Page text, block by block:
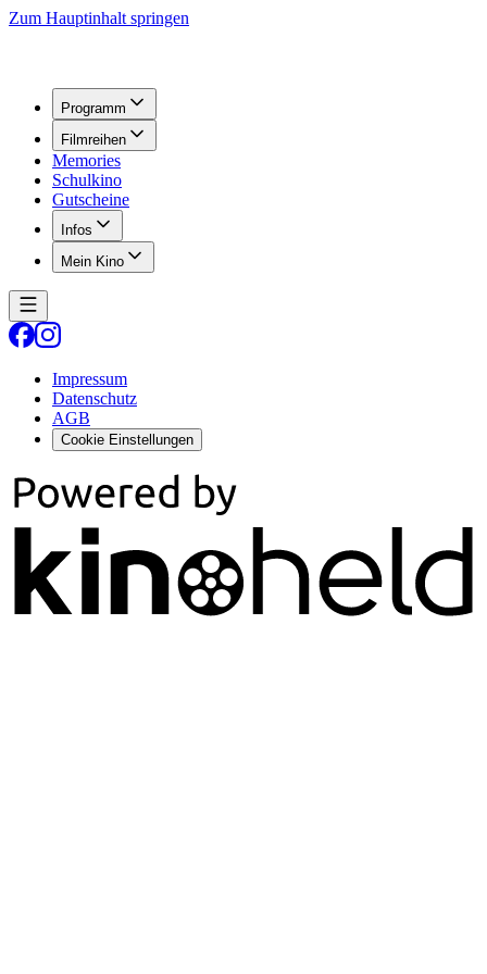
Zum Hauptinhalt springen
Programm
Filmreihen
Memories
Schulkino
Gutscheine
Infos
Mein Kino
Impressum
Datenschutz
AGB
Cookie Einstellungen